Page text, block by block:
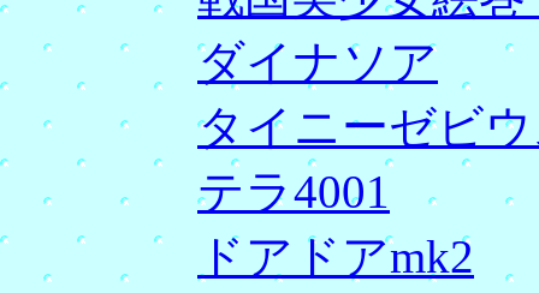
ダイナソア
タイニーゼビ
テラ4001
ドアドアmk2